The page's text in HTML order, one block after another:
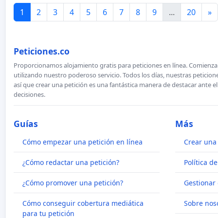
1 2 3 4 5 6 7 8 9 ... 20 »
Peticiones.co
Proporcionamos alojamiento gratis para peticiones en línea.
utilizando nuestro poderoso servicio. Todos los días, nuestras
así que crear una petición es una fantástica manera de destacar ante
decisiones.
Guías
Cómo empezar una petición en línea
¿Cómo redactar una petición?
¿Cómo promover una petición?
Cómo conseguir cobertura mediática
para tu petición
Más
Crear
Política
Gestionar
Sobre